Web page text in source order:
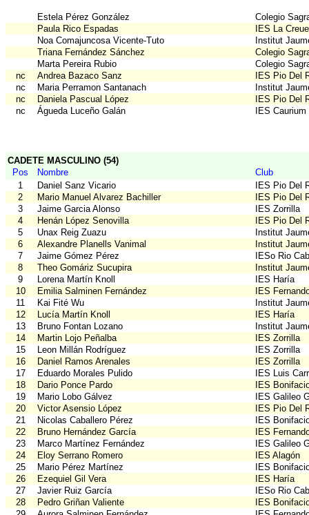
Estela Pérez González
Colegio
Paula Rico Espadas
IES La
Noa Comajuncosa Vicente-Tuto
Institut
Triana Fernández Sánchez
Colegio
Marta Pereira Rubio
Colegio
nc
Andrea Bazaco Sanz
IES Pio Del
nc
Maria Perramon Santanach
Institut
nc
Daniela Pascual López
IES Pio Del
nc
Águeda Luceño Galán IES Caurium
CADETE MASCULINO (54)
Pos
Nombre
Club
1
Daniel Sanz Vicario
IES Pio Del
2
Mario Manuel Alvarez Bachiller
IES Pio Del
3
Jaime Garcia Alonso
IES Zorrilla
4
Henán López Senovilla
IES Pio Del
5
Unax Reig Zuazu
Institut
6
Alexandre Planells Vanimal
Institut
7
Jaime Gómez Pérez
IESo Rio
8
Theo Gomáriz Sucupira
Institut
9
Lorena Martín Knoll
IES Haría
10
Emilia Salminen Fernández
IES
11
Kai Fité Wu
Institut
12
Lucía Martín Knoll
IES Haría
13
Bruno Fontan Lozano
Institut
14
Martin Lojo Peñalba
IES Zorrilla
15
Leon Millán Rodríguez
IES Zorrilla
16
Daniel Ramos Arenales
IES Zorrilla
17
Eduardo Morales Pulido
IES Luis
18
Dario Ponce Pardo
IES
19
Mario Lobo Gálvez
IES Galileo
20
Victor Asensio López
IES Pio Del
21
Nicolas Caballero Pérez
IES
22
Bruno Hernández García
IES
23
Marco Martínez Fernández
IES Galileo
24
Eloy Serrano Romero
IES Alagón
25
Mario Pérez Martínez
IES
26
Ezequiel Gil Vera
IES Haría
27
Javier Ruiz García
IESo Rio
28
Pedro Griñan Valiente
IES